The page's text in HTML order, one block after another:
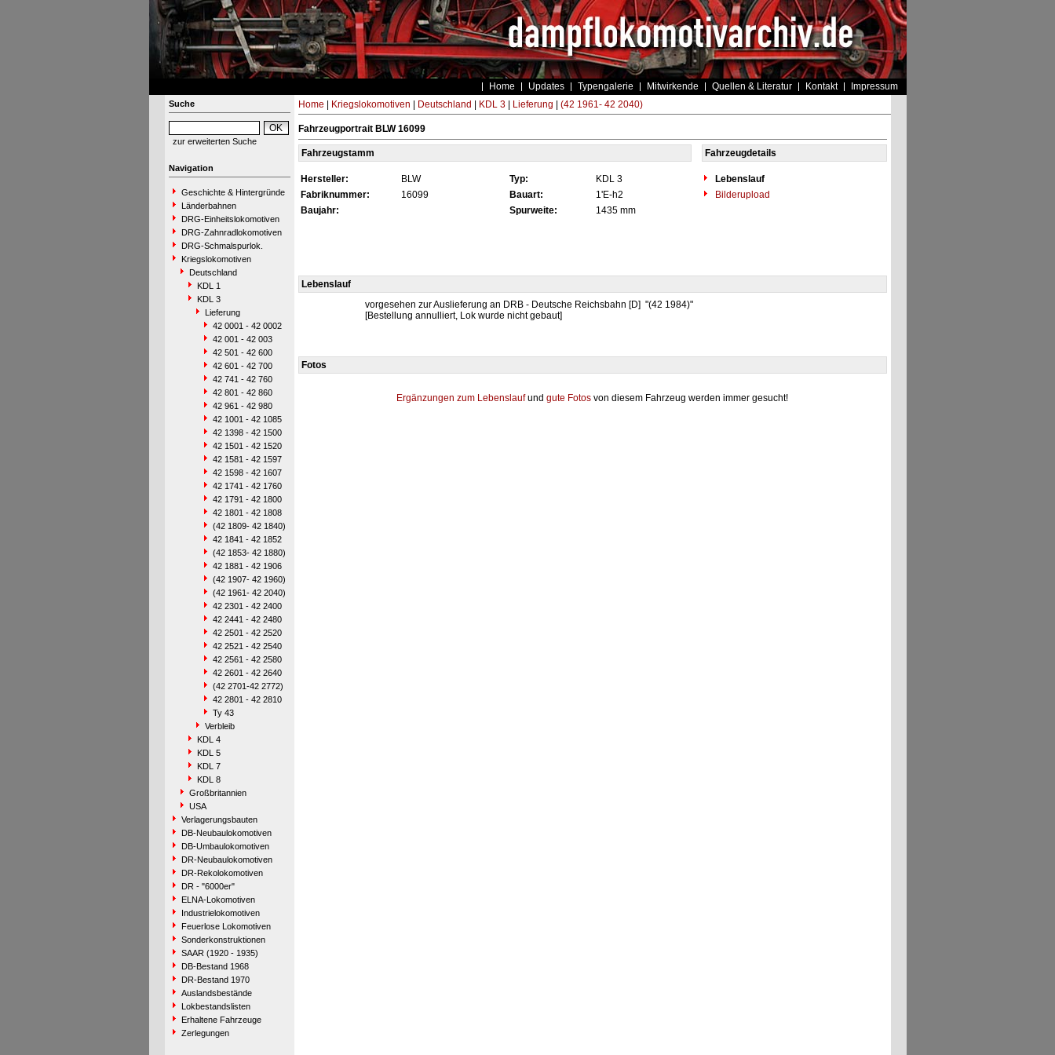
Home Updates Typengalerie Mitwirkende Quellen & Literatur Kontakt Impressum
Suche
zur erweiterten Suche
Navigation
Geschichte & Hintergründe
Länderbahnen
DRG-Einheitslokomotiven
DRG-Zahnradlokomotiven
DRG-Schmalspurlok.
Kriegslokomotiven
Deutschland
KDL 1
KDL 3
Lieferung
42 0001 - 42 0002
42 001 - 42 003
42 501 - 42 600
42 601 - 42 700
42 741 - 42 760
42 801 - 42 860
42 961 - 42 980
42 1001 - 42 1085
42 1398 - 42 1500
42 1501 - 42 1520
42 1581 - 42 1597
42 1598 - 42 1607
42 1741 - 42 1760
42 1791 - 42 1800
42 1801 - 42 1808
(42 1809- 42 1840)
42 1841 - 42 1852
(42 1853- 42 1880)
42 1881 - 42 1906
(42 1907- 42 1960)
(42 1961- 42 2040)
42 2301 - 42 2400
42 2441 - 42 2480
42 2501 - 42 2520
42 2521 - 42 2540
42 2561 - 42 2580
42 2601 - 42 2640
(42 2701-42 2772)
42 2801 - 42 2810
Ty 43
Verbleib
KDL 4
KDL 5
KDL 7
KDL 8
Großbritannien
USA
Verlagerungsbauten
DB-Neubaulokomotiven
DB-Umbaulokomotiven
DR-Neubaulokomotiven
DR-Rekolokomotiven
DR - "6000er"
ELNA-Lokomotiven
Industrielokomotiven
Feuerlose Lokomotiven
Sonderkonstruktionen
SAAR (1920 - 1935)
DB-Bestand 1968
DR-Bestand 1970
Auslandsbestände
Lokbestandslisten
Erhaltene Fahrzeuge
Zerlegungen
Home Kriegslokomotiven Deutschland KDL 3| Lieferung (42 1961- 42 2040)
Fahrzeugportrait BLW 16099
Fahrzeugstamm Fahrzeugdetails
Hersteller: BLW Typ: KDL 3
Lebenslauf
Fabriknummer:
16099 Bauart: 1'E-h2
Bilderupload
Baujahr:
Spurweite: 1435 mm
Lebenslauf
vorgesehen zur Auslieferung an DRB - Deutsche Reichsbahn [D] "(42 1984)"
[Bestellung annulliert, Lok wurde nicht gebaut]
Fotos
Ergänzungen zum Lebenslaufund gute Fotos von diesem Fahrzeug werden immer gesucht!